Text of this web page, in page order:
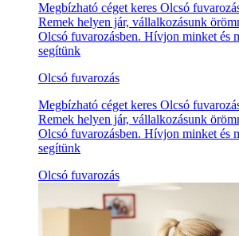
Megbízható céget keres Olcsó
Remek helyen jár, vállalkozásunk
Olcsó fuvarozásben. Hívjon minket és
segítünk
Olcsó fuvarozás
Megbízható céget keres Olcsó
Remek helyen jár, vállalkozásunk
Olcsó fuvarozásben. Hívjon minket és
segítünk
Olcsó fuvarozás